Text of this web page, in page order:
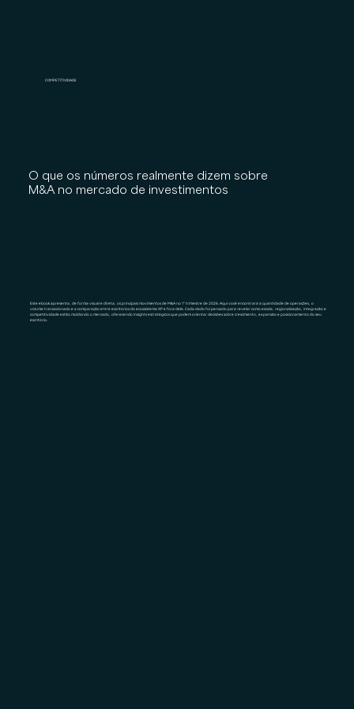
COMPETITIVIDADE
Este ebook apresenta, de forma visual e direta, os principais movimentos de M&A no 1º trimestre de 2026. Aqui você encontrará a quantidade de operações, o
volume transacionado e a comparação entre escritórios do ecossistema XP e fora dele. Cada dado foi pensado para revelar como escala, regionalização, integração e
competitividade estão moldando o mercado, oferecendo insights estratégicos que podem orientar decisões sobre crescimento, expansão e posicionamento do seu
escritório.
O que os números realmente dizem sobre
M&A no mercado de investimentos